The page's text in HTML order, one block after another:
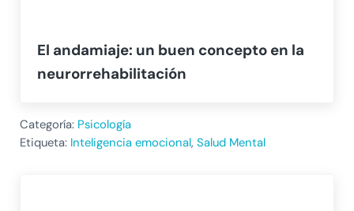
El andamiaje: un buen concepto en la
neurorrehabilitación
Categoría: Psicología
Etiqueta: Inteligencia emocional, Salud Mental